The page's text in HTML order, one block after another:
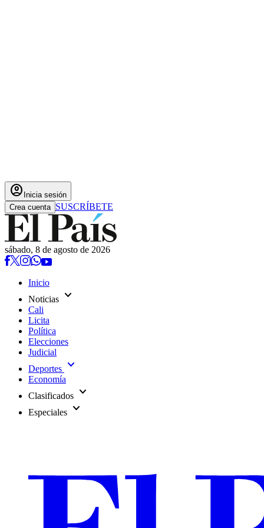
account_circle Inicia sesión
Crea cuenta SUSCRÍBETE
sábado, 8 de agosto de 2026
Inicio
Noticias expand_more
Cali
Licita
Política
Elecciones
Judicial
Deportes expand_more
Economía
Clasificados expand_more
Especiales expand_more